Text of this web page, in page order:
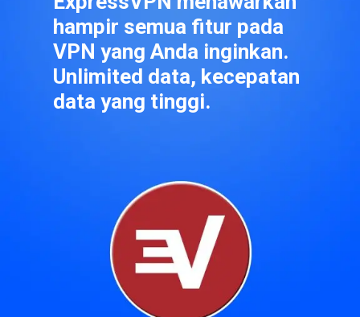
hampir semua fitur pada
VPN yang Anda inginkan.
Unlimited data, kecepatan
data yang tinggi.